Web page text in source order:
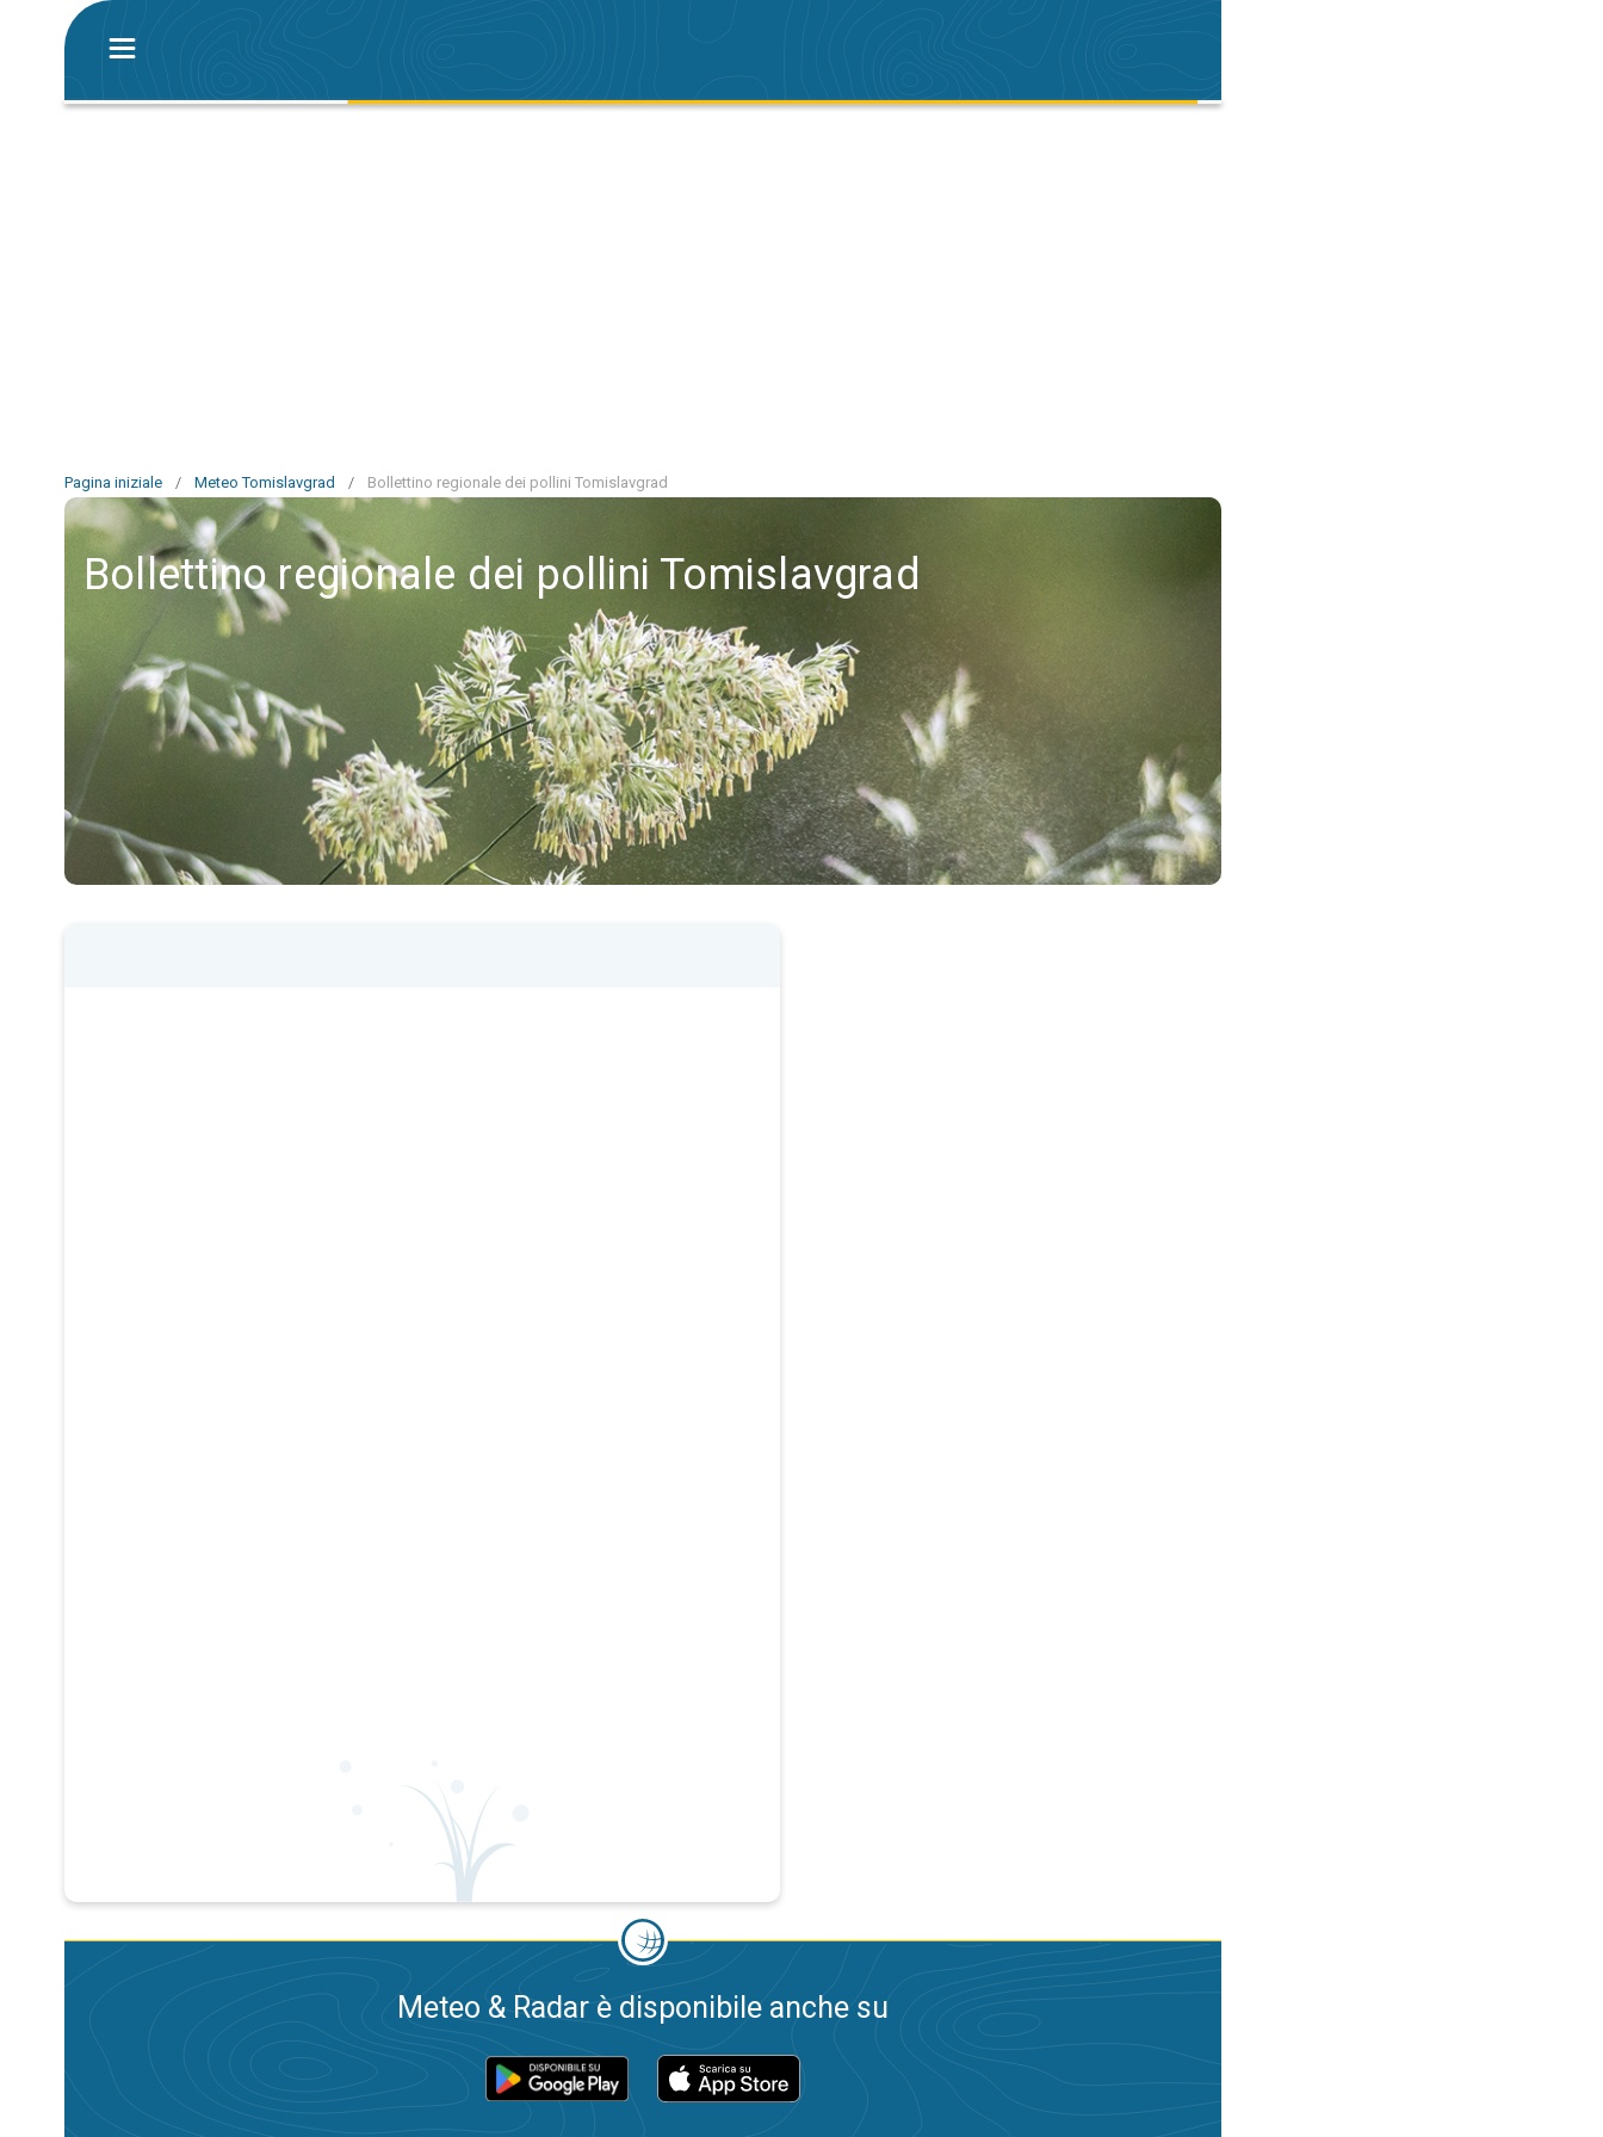
Pagina iniziale / Meteo Tomislavgrad / Bollettino regionale dei pollini Tomislavgrad
Bollettino regionale dei pollini Tomislavgrad
Meteo & Radar è disponibile anche su